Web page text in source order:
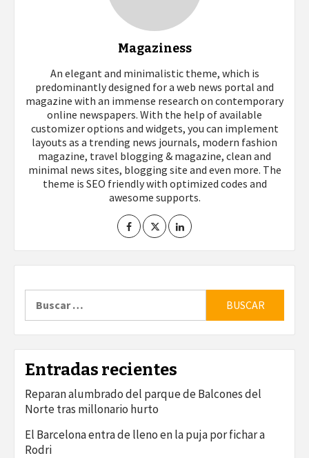
Magaziness
An elegant and minimalistic theme, which is
predominantly designed for a web news portal and
magazine with an immense research on contemporary
online newspapers. With the help of available
customizer options and widgets, you can implement
layouts as a trending news journals, modern fashion
magazine, travel blogging & magazine, clean and
minimal news sites, blogging site and even more. The
theme is SEO friendly with optimized codes and
awesome supports.
Entradas recientes
Reparan alumbrado del parque de Balcones del
Norte tras millonario hurto
El Barcelona entra de lleno en la puja por fichar a
Rodri